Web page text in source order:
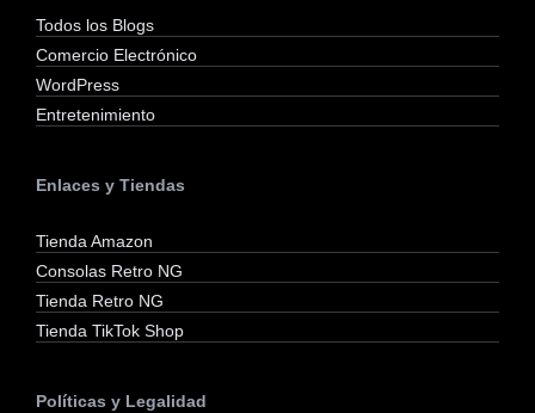
Todos los Blogs
Comercio Electrónico
WordPress
Entretenimiento
Enlaces y Tiendas
Tienda Amazon
Consolas Retro NG
Tienda Retro NG
Tienda TikTok Shop
Políticas y Legalidad